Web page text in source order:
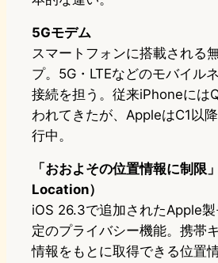
5Gモデム
スマートフォンに搭載される
プ。5G・LTEなどのモバイル
接続を担う。従来iPhoneには
われてきたが、AppleはC1以
行中。
「おおよその位置情報に制
Location）
iOS 26.3で追加されたApple
定のプライバシー機能。携帯
情報をもとに取得できる位置